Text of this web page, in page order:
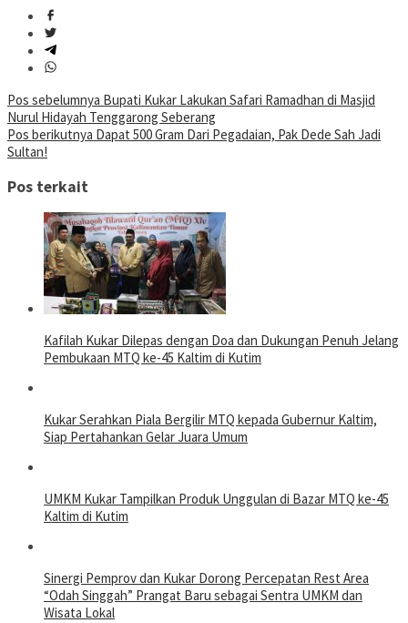
Navigasi
pos
Pos sebelumnya Bupati Kukar Lakukan Safari Ramadhan di Masjid
Nurul Hidayah Tenggarong Seberang
Pos berikutnya Dapat 500 Gram Dari Pegadaian, Pak Dede Sah Jadi
Sultan!
Pos terkait
Kafilah Kukar Dilepas dengan Doa dan Dukungan Penuh Jelang
Pembukaan MTQ ke-45 Kaltim di Kutim
Kukar Serahkan Piala Bergilir MTQ kepada Gubernur Kaltim,
Siap Pertahankan Gelar Juara Umum
UMKM Kukar Tampilkan Produk Unggulan di Bazar MTQ ke-45
Kaltim di Kutim
Sinergi Pemprov dan Kukar Dorong Percepatan Rest Area
“Odah Singgah” Prangat Baru sebagai Sentra UMKM dan
Wisata Lokal